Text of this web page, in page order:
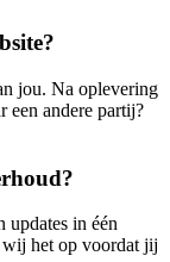
jou. Na oplevering
een andere partij?
updates in één
wij het op voordat jij